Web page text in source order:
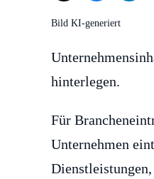
Bild KI-generiert
hinterlegen.
Für
Unternehmen